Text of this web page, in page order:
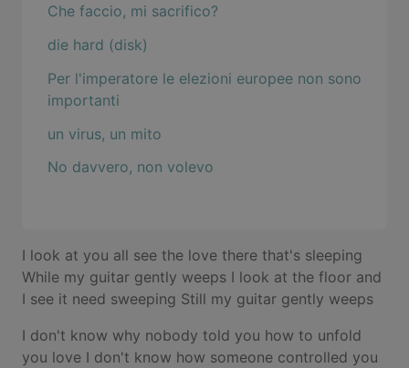
Che faccio, mi sacrifico?
die hard (disk)
Per l'imperatore le elezioni europee non sono
importanti
un virus, un mito
No davvero, non volevo
I look at you all see the love there that's sleeping
While my guitar gently weeps I look at the floor and
I see it need sweeping Still my guitar gently weeps
I don't know why nobody told you how to unfold
you love I don't know how someone controlled you